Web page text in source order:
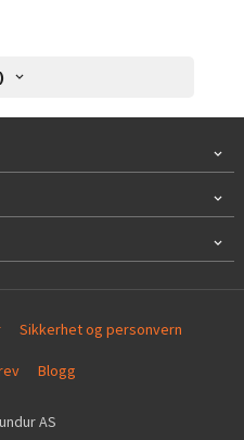
Sikkerhet og personvern
Blogg
AS